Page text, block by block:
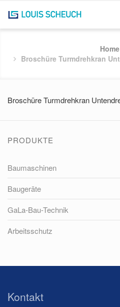
Home
Broschüre Turmdrehkran
Broschüre Turmdrehkran
PRODUKTE
Baumaschinen
Baugeräte
GaLa-Bau-Technik
Arbeitsschutz
Kontakt